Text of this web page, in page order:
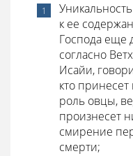
к ее
Господа еще
согласно
Исайи,
кто
роль овцы,
произнесет
смирение
смерти;